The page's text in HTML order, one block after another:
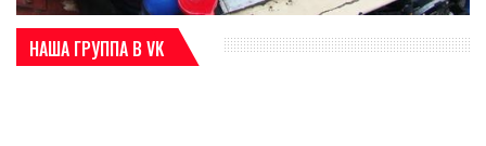
НАША ГРУППА В VK